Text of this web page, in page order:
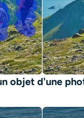
objet d'une